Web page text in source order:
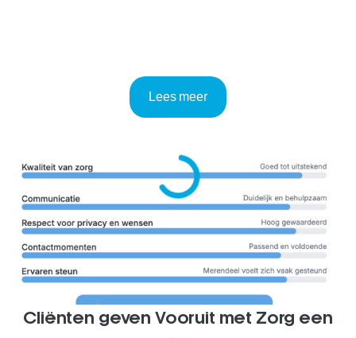
Lees meer
Cliënten geven Vooruit met Zorg een